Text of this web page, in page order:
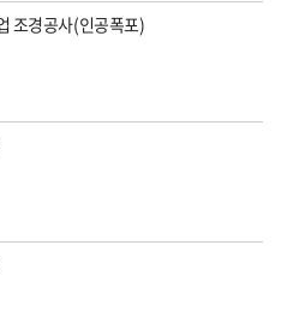
조경공사(인공폭포)